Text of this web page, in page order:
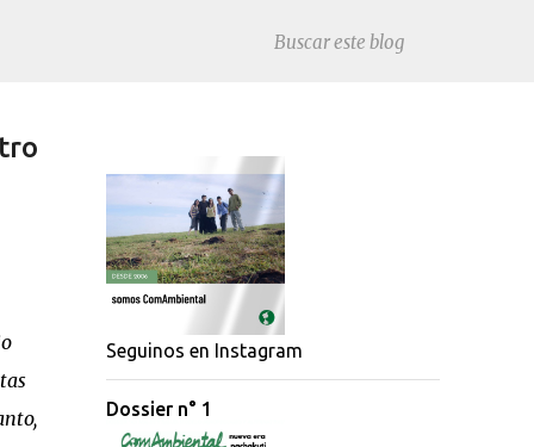
Seguinos en Instagram
Dossier n° 1